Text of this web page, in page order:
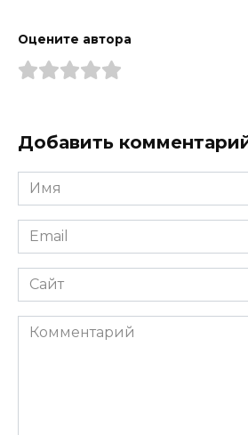
Оцените автора
Добавить
Имя
*
Email
*
Сайт
Комментарий